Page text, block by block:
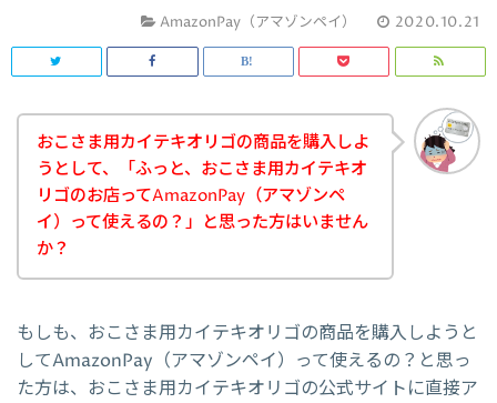
AmazonPay（アマゾンペイ） 2020.10.21
おこさま用カイテキオリゴの商品を購入しよ
うとして、「ふっと、おこさま用カイテキオ
リゴのお店ってAmazonPay（アマゾンペ
イ）って使えるの？」と思った方はいません
か？
もしも、おこさま用カイテキオリゴの商品を購入しようと
してAmazonPay（アマゾンペイ）って使えるの？と思っ
た方は、おこさま用カイテキオリゴの公式サイトに直接ア